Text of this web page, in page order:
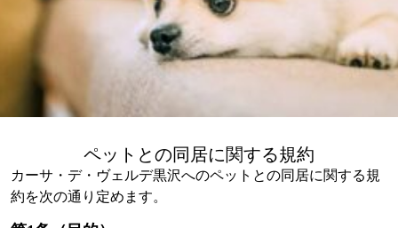
ペットとの同居に関する規約
カーサ・デ・ヴェルデ黒沢へのペットとの同居に関する規
約を次の通り定めます。